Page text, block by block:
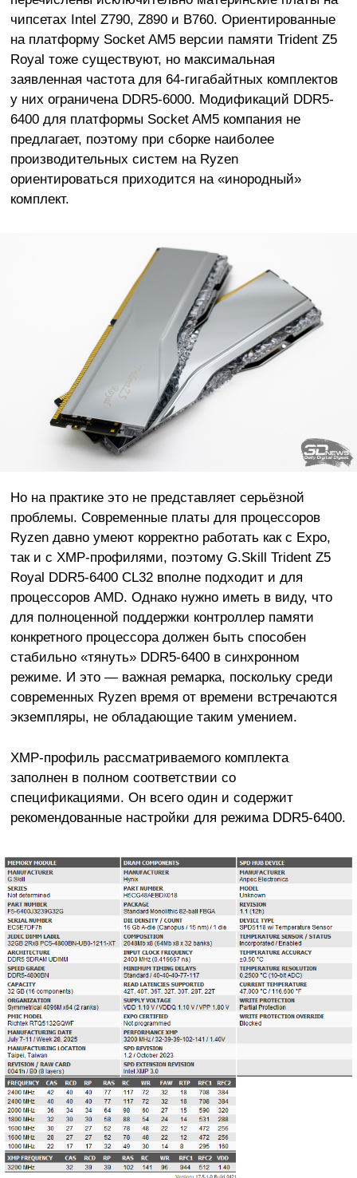
чипсетах Intel Z790, Z890 и B760. Ориентированные
на платформу Socket AM5 версии памяти Trident Z5
Royal тоже существуют, но максимальная
заявленная частота для 64-гигабайтных комплектов
у них ограничена DDR5-6000. Модификаций DDR5-
6400 для платформы Socket AM5 компания не
предлагает, поэтому при сборке наиболее
производительных систем на Ryzen
ориентироваться приходится на «инородный»
комплект.
Но на практике это не представляет серьёзной
проблемы. Современные платы для процессоров
Ryzen давно умеют корректно работать как с Expo,
так и с XMP-профилями, поэтому G.Skill Trident Z5
Royal DDR5-6400 CL32 вполне подходит и для
процессоров AMD. Однако нужно иметь в виду, что
для полноценной поддержки контроллер памяти
конкретного процессора должен быть способен
стабильно «тянуть» DDR5-6400 в синхронном
режиме. И это — важная ремарка, поскольку среди
современных Ryzen время от времени встречаются
экземпляры, не обладающие таким умением.
XMP-профиль рассматриваемого комплекта
заполнен в полном соответствии со
спецификациями. Он всего один и содержит
рекомендованные настройки для режима DDR5-6400.